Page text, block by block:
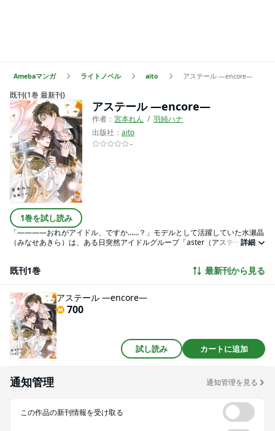
Amebaマンガ ライトノベル aito アステール ―encore―
既刊(1巻 最新刊)
1巻を試し読み
アステール ―encore―
作者： 宮本れん
羽純ハナ
出版社： aito
-
「――――おれがアイドル、ですか……？」モデルとして活躍していた水瀬晶
（みなせあきら）は、ある日突然アイドルグループ「aster（アステール）」
太のギラギラしたオーラに圧倒されながらも、デビューという夢に向かって
驚いたり、華やかなステージ姿にときめいたり、お忍びで羽目を外して楽し
んだりと、いつしかお互いがかけがえのない存在に。けれどあるとき、勇太
が大怪我を負ってステージに立てなくなってしまい……！「ライブステージ」
や「手作りごはん」「お忍びデート」「アイドルコラボカフェ」など、2022
年発行の同人誌に新たなエピソードを多数加え、新しく生まれ変わったアン
コール版。
詳細
既刊1巻 最新刊から見る
アステール ―encore―
700
試し読み カートに追加
通知管理 通知管理を見る
この作品の新刊情報を受け取る